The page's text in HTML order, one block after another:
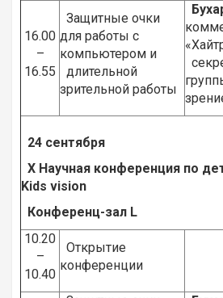
16.00
–
16.55
Защитные очки
для работы с
компьютером и
длительной
зрительной работы
24 сентября
X Научная конференция по
Kids vision
Конференц-зал L
10.20
–
10.40
Открытие
конференции